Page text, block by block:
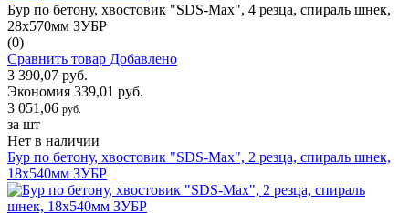
Бур по бетону, хвостовик "SDS-Max", 4 резца, спираль шнек,
28x570мм ЗУБР
(0)
Сравнить товар Добавлено
3 390,07 руб.
Экономия 339,01 руб.
3 051,06 руб.
за шт
Нет в наличии
Бур по бетону, хвостовик "SDS-Max", 2 резца, спираль шнек,
18х540мм ЗУБР